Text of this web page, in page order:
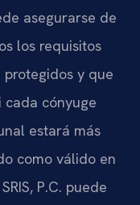
asegurarse de
los requisitos
y que
cada cónyuge
estará más
como válido en
P.C. puede